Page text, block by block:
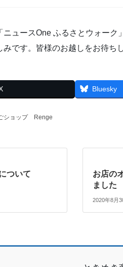
ュースOne ふるさとウォーク
です。皆様のお越しをお待ち
Bluesky
ショップ Renge
ついて
お店の
ました
2020年8月